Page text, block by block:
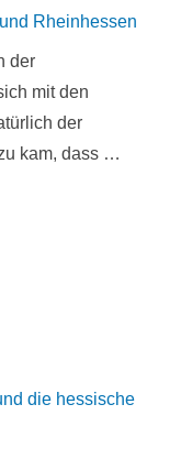
Rheinhessen
der
mit den
der
kam, dass …
die hessische